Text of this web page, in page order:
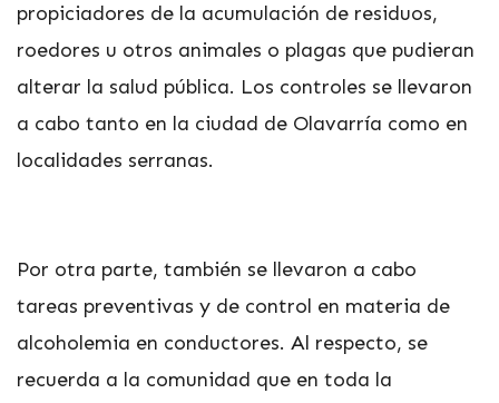
propiciadores de la acumulación de residuos,
roedores u otros animales o plagas que pudieran
alterar la salud pública. Los controles se llevaron
a cabo tanto en la ciudad de Olavarría como en
localidades serranas.
Por otra parte, también se llevaron a cabo
tareas preventivas y de control en materia de
alcoholemia en conductores. Al respecto, se
recuerda a la comunidad que en toda la